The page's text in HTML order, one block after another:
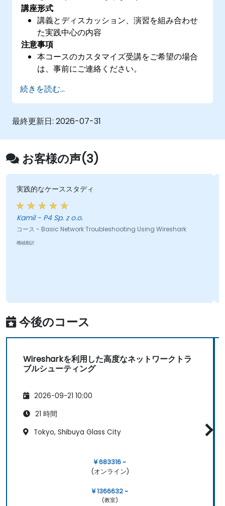
講座形式
講義とディスカッション、演習を組み合わせ
た実践中心の内容
注意事項
本コースのカスタマイズ受講をご希望の場合
は、事前にご連絡ください。
続きを読む...
最終更新日: 2026-07-31
お客様の声(3)
実践的なケーススタディ
Kamil - P4 Sp. z o.o.
コース - Basic Network Troubleshooting Using Wireshark
機械翻訳
今後のコース
Wiresharkを利用した高度なネットワークトラ
ブルシューティング
2026-09-21 10:00
21 時間
Tokyo, Shibuya Glass City
¥ 683316 ~
(オンライン)
¥ 1366632 ~
(教室)